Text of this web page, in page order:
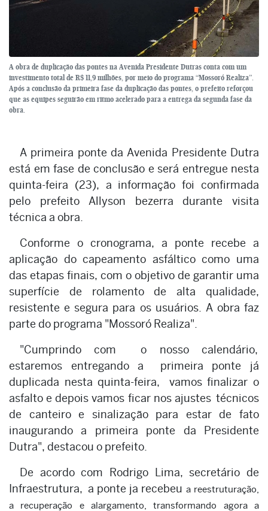
A obra de duplicação das pontes na Avenida Presidente Dutras conta com um
investimento total de R$ 11,9 milhões, por meio do programa “Mossoró Realiza”.
Após a conclusão da primeira fase da duplicação das pontes, o prefeito reforçou
que as equipes seguirão em ritmo acelerado para a entrega da segunda fase da
obra.
A primeira ponte da Avenida Presidente Dutra
está em fase de conclusão e será entregue nesta
quinta-feira (23), a informação foi confirmada
pelo prefeito Allyson bezerra durante visita
técnica a obra.
Conforme o cronograma, a ponte recebe a
aplicação do capeamento asfáltico como uma
das etapas finais, com o objetivo de garantir uma
superfície de rolamento de alta qualidade,
resistente e segura para os usuários. A obra faz
parte do programa "Mossoró Realiza".
"Cumprindo com o nosso calendário,
estaremos entregando a primeira ponte já
duplicada nesta quinta-feira, vamos finalizar o
asfalto e depois vamos ficar nos ajustes técnicos
de canteiro e sinalização para estar de fato
inaugurando a primeira ponte da Presidente
Dutra", destacou o prefeito.
De acordo com Rodrigo Lima, secretário de
Infraestrutura, a ponte ja recebeu a reestruturação,
a recuperação e alargamento, transformando agora a